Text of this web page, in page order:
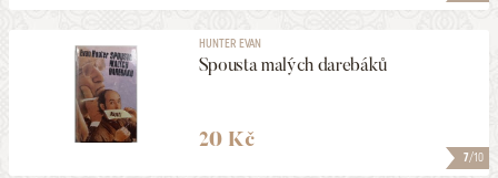
7/10
HUNTER EVAN
Spousta malých darebáků
20 Kč